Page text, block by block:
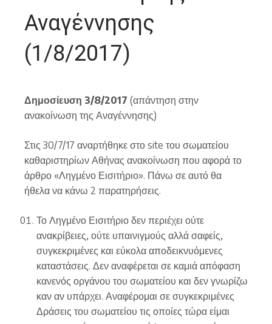
Αναγέννησης
(1/8/2017)
Δημοσίευση 3/8/2017 (απάντηση στην
ανακοίνωση της Αναγέννησης)
Στις 30/7/17 αναρτήθηκε στο site του σωματείου
καθαριστηρίων Αθήνας ανακοίνωση που αφορά το
άρθρο «Ληγμένο Εισιτήριο». Πάνω σε αυτό θα
ήθελα να κάνω 2 παρατηρήσεις.
Το Ληγμένο Εισιτήριο δεν περιέχει ούτε
ανακρίβειες, ούτε υπαινιγμούς αλλά σαφείς,
συγκεκριμένες και εύκολα αποδεικνυόμενες
καταστάσεις. Δεν αναφέρεται σε καμιά απόφαση
κανενός οργάνου του σωματείου και δεν γνωρίζω
καν αν υπάρχει. Αναφέρομαι σε συγκεκριμένες
Δράσεις του σωματείου τις οποίες τώρα είμαι